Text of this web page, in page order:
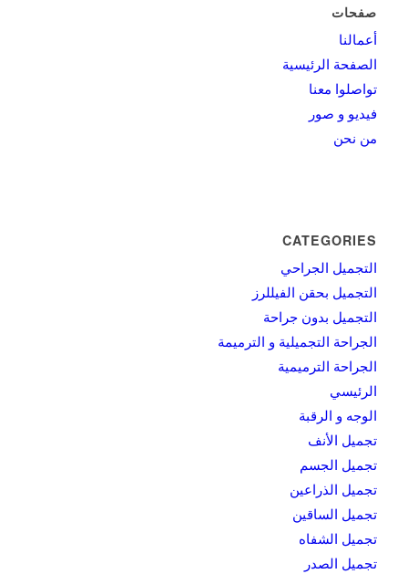
صفحات
أعمالنا
الصفحة الرئيسية
تواصلوا معنا
فيديو و صور
من نحن
CATEGORIES
التجميل الجراحي
التجميل بحقن الفيللرز
التجميل بدون جراحة
الجراحة التجميلية و الترميمة
الجراحة الترميمية
الرئيسي
الوجه و الرقبة
تجميل الأنف
تجميل الجسم
تجميل الذراعين
تجميل الساقين
تجميل الشفاه
تجميل الصدر